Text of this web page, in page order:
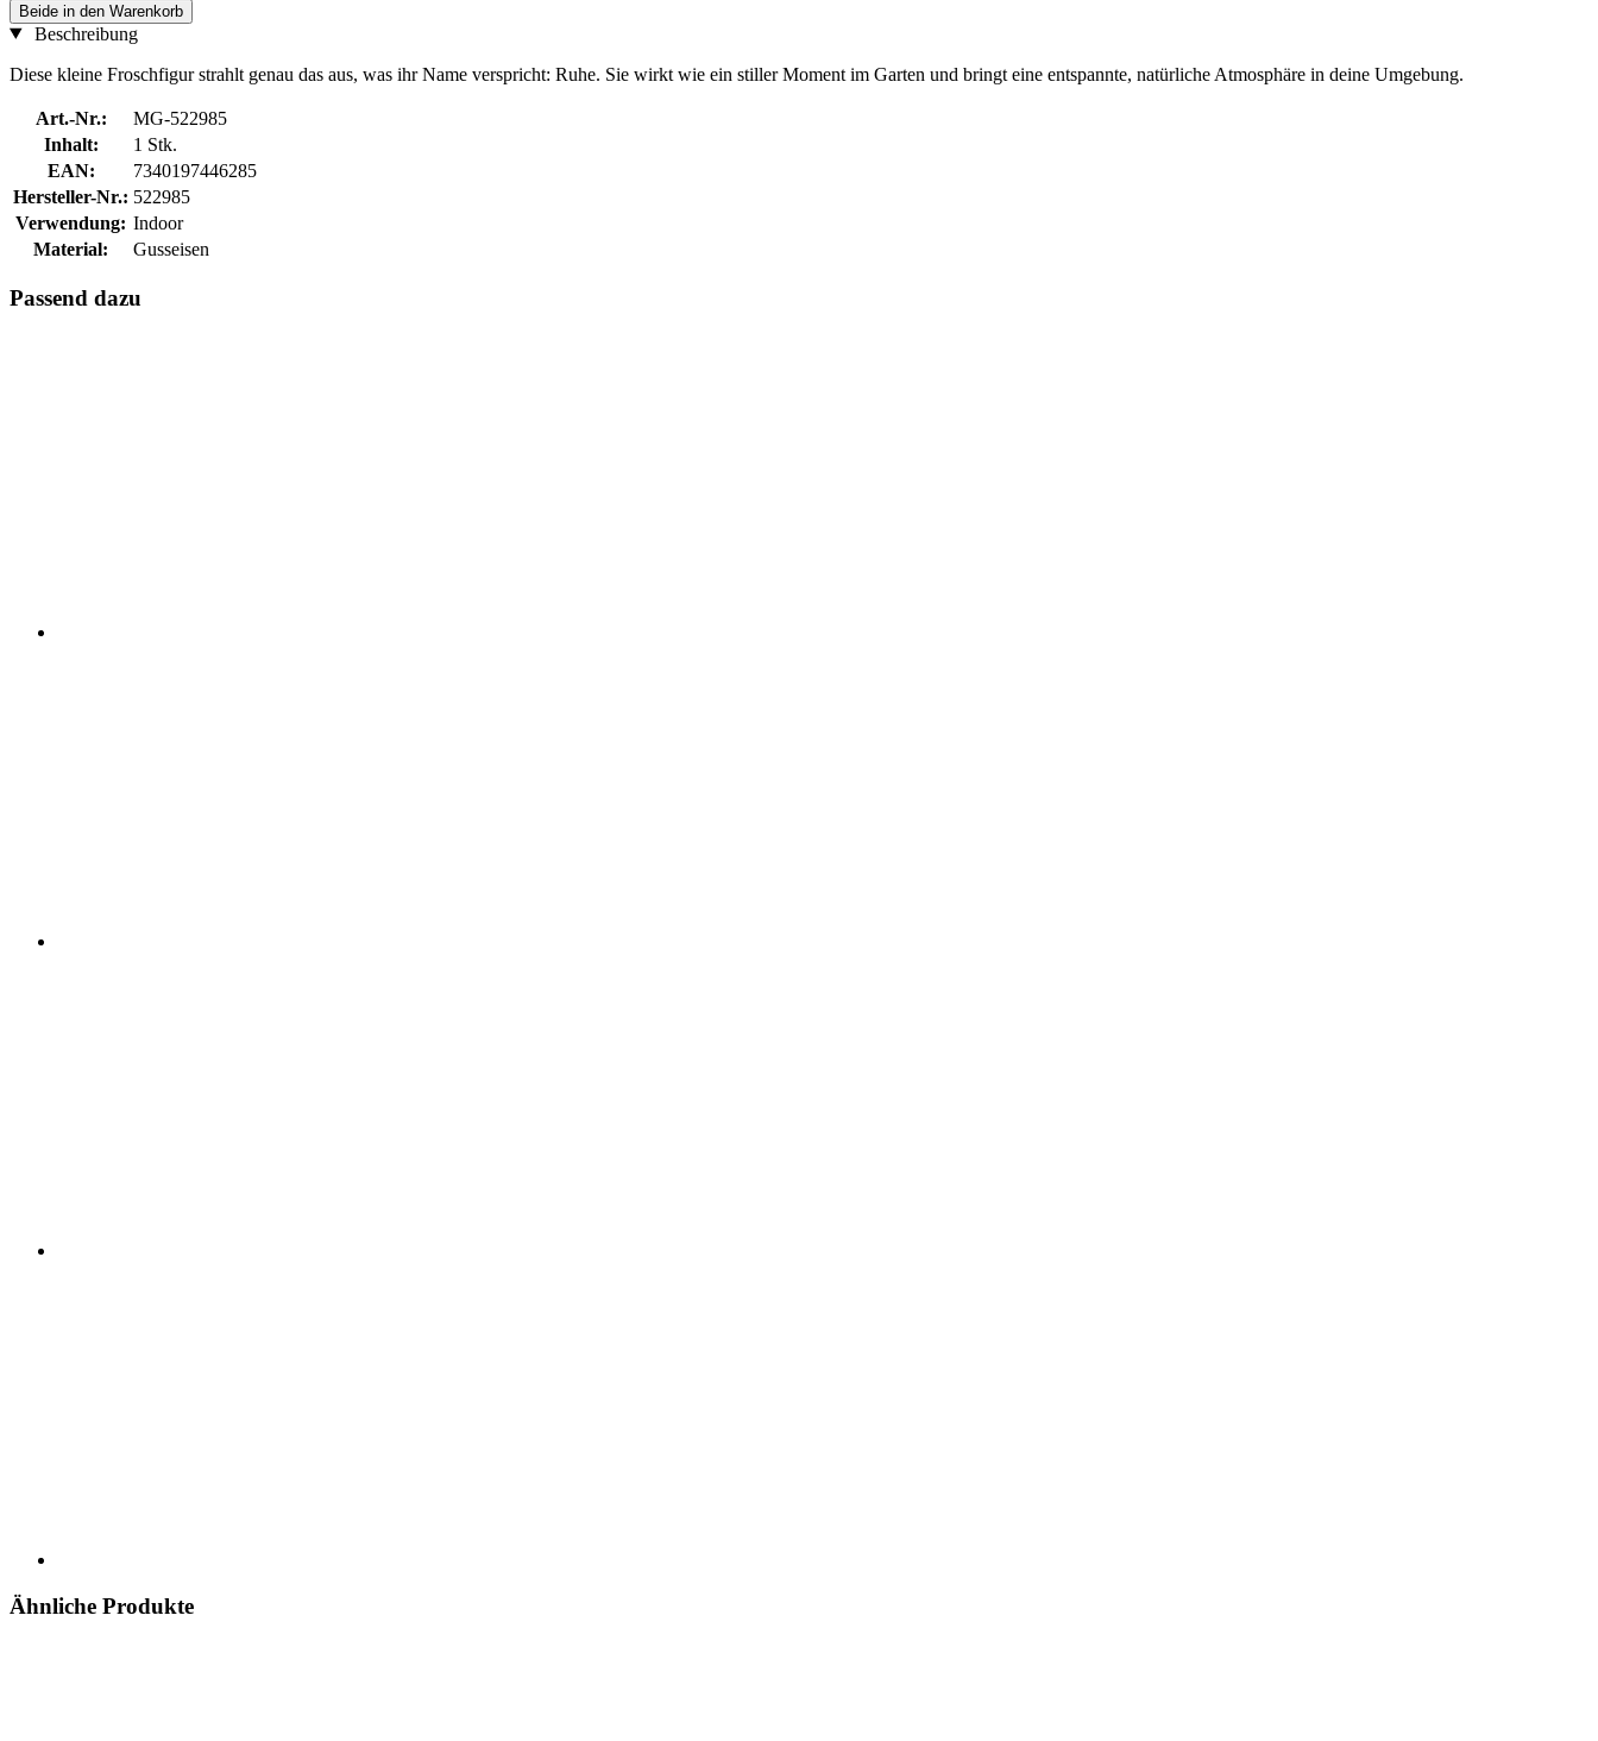
Beide in den Warenkorb
Beschreibung
Diese kleine Froschfigur strahlt genau das aus, was ihr Name verspricht: Ruhe. Sie wirkt wie ein stiller Moment im Garten und bringt eine entspannte, natürliche Atmosphäre in deine Umgebung.
Art.-Nr.:
MG-522985
Inhalt:
1 Stk.
EAN:
7340197446285
Hersteller-Nr.: 522985
Verwendung: Indoor
Material:
Gusseisen
Passend dazu
Ähnliche Produkte